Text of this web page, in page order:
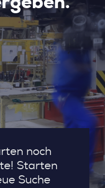
noch
Starten
Suche